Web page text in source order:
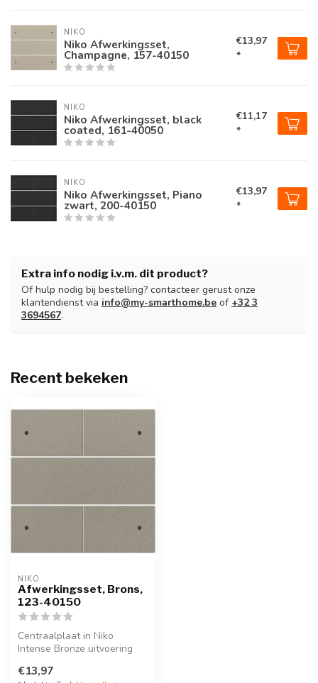
NIKO
Niko Afwerkingsset,
Champagne, 157-40150
€13,97
*
NIKO
Niko Afwerkingsset, black
coated, 161-40050
€11,17
*
NIKO
Niko Afwerkingsset, Piano
zwart, 200-40150
€13,97
*
Extra info nodig i.v.m. dit product?
Of hulp nodig bij bestelling? contacteer gerust onze
klantendienst via info@my-smarthome.be of +32 3
3694567.
Recent bekeken
NIKO
Afwerkingsset, Brons,
123-40150
Centraalplaat in Niko
Intense Bronze uitvoering
drukknopp...
€13,97